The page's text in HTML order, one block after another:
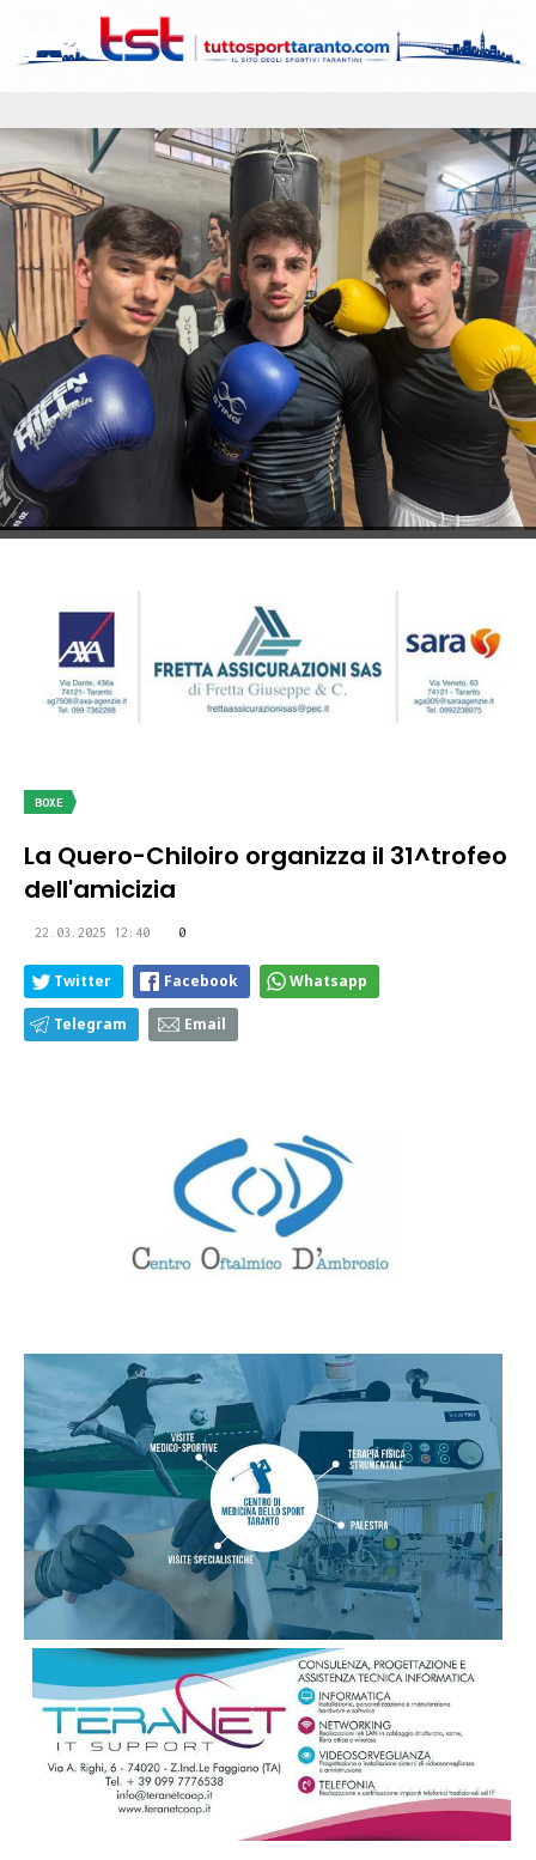
BOXE
La Quero-Chiloiro organizza il 31^trofeo
dell'amicizia
22.03.2025 12:40 0
Twitter Facebook Whatsapp
Telegram Email